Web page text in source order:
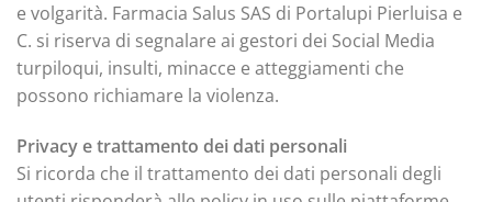
e volgarità. Farmacia Salus SAS di Portalupi Pierluisa e
C. si riserva di segnalare ai gestori dei Social Media
turpiloqui, insulti, minacce e atteggiamenti che
possono richiamare la violenza.
Privacy e trattamento dei dati personali
Si ricorda che il trattamento dei dati personali degli